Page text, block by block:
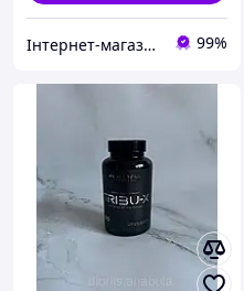
Інтернет-магазин Vitaminka 99%